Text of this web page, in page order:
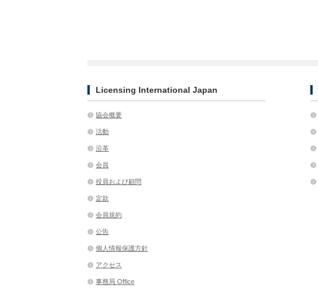
Licensing International Japan
協会概要
活動
沿革
会員
役員および顧問
定款
会員規約
公告
個人情報保護方針
アクセス
事務局 Office